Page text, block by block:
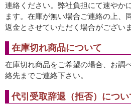
連絡ください。弊社負担にて速やか
ます。在庫が無い場合ご連絡の上、
返金とさせていただく場合がございま
在庫切れ商品について
在庫切れ商品をご希望の場合、お調
絡先までご連絡下さい。
代引受取辞退（拒否）につい